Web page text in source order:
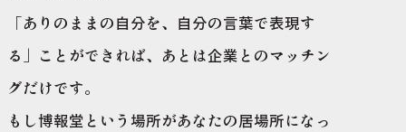
「ありのままの自分を、自分の言葉で表現す
る」ことができれば、あとは企業とのマッチン
グだけです。
もし博報堂という場所があなたの居場所になっ